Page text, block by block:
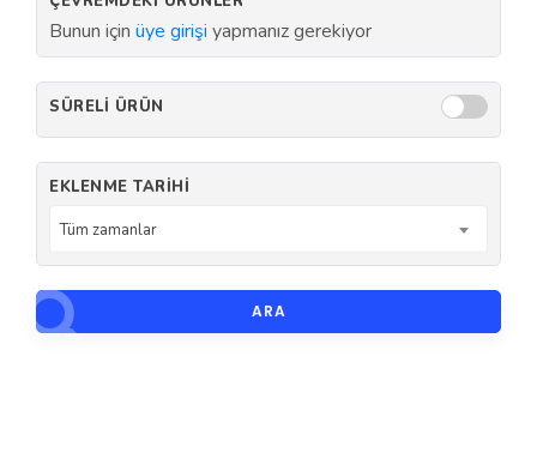
Bunun için üye girişi yapmanız gerekiyor
SÜRELI ÜRÜN
EKLENME TARIHI
Tüm zamanlar
ARA